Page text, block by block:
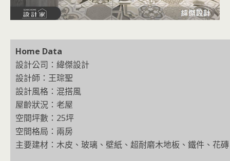
Home Data
設計公司：緯傑設計
設計師：王琮聖
設計風格：混搭風
屋齡狀況：老屋
空間坪數：25坪
空間格局：兩房
主要建材：木皮、玻璃、壁紙、超耐磨木地板、鐵件、花